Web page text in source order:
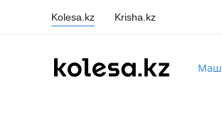
Kolesa.kz Krisha.kz